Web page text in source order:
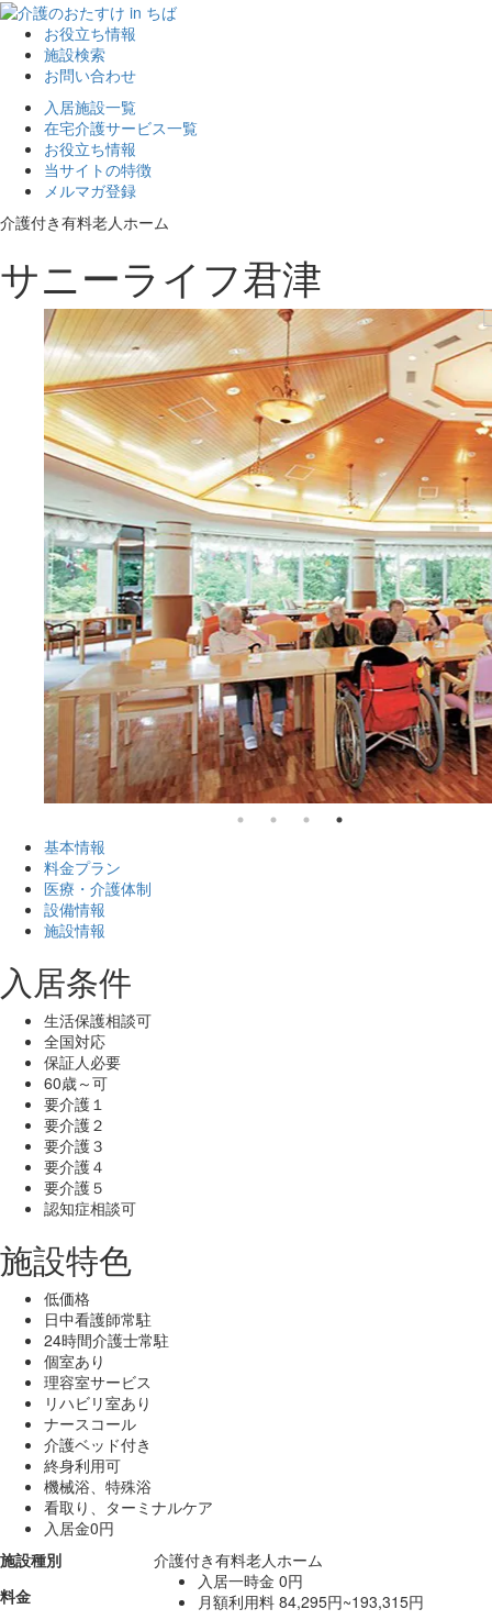
お役立ち情報
施設検索
お問い合わせ
入居施設一覧
在宅介護サービス一覧
お役立ち情報
当サイトの特徴
メルマガ登録
介護付き有料老人ホーム
サニーライフ君津
基本情報
料金プラン
医療・介護体制
設備情報
施設情報
入居条件
生活保護相談可
全国対応
保証人必要
60歳～可
要介護１
要介護２
要介護３
要介護４
要介護５
認知症相談可
施設特色
低価格
日中看護師常駐
24時間介護士常駐
個室あり
理容室サービス
リハビリ室あり
ナースコール
介護ベッド付き
終身利用可
機械浴、特殊浴
看取り、ターミナルケア
入居金0円
施設種別
介護付き有料老人ホーム
料金
入居一時金 0円
月額利用料 84,295円~193,315円